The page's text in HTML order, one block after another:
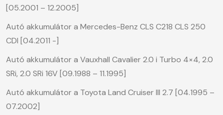
[05.2001 – 12.2005]
Autó akkumulátor a Mercedes-Benz CLS C218 CLS 250
CDI [04.2011 -]
Autó akkumulátor a Vauxhall Cavalier 2.0 i Turbo 4×4, 2.0
SRi, 2.0 SRi 16V [09.1988 – 11.1995]
Autó akkumulátor a Toyota Land Cruiser III 2.7 [04.1995 –
07.2002]